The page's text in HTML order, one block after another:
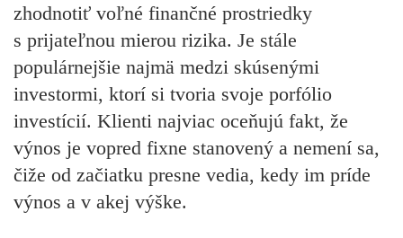
zhodnotiť voľné finančné prostriedky
s prijateľnou mierou rizika. Je stále
populárnejšie najmä medzi skúsenými
investormi, ktorí si tvoria svoje porfólio
investícií. Klienti najviac oceňujú fakt, že
výnos je vopred fixne stanovený a nemení sa,
čiže od začiatku presne vedia, kedy im príde
výnos a v akej výške.